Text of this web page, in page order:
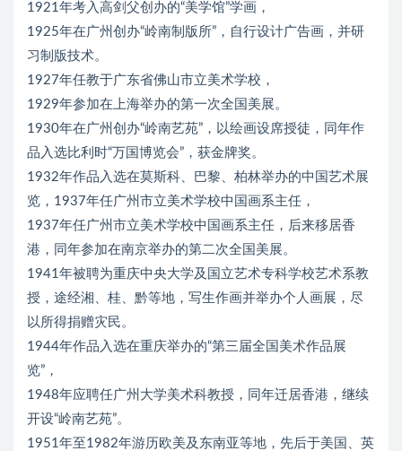
1921年考入高剑父创办的“美学馆”学画，
1925年在广州创办“岭南制版所”，自行设计广告画，并研
习制版技术。
1927年任教于广东省佛山市立美术学校，
1929年参加在上海举办的第一次全国美展。
1930年在广州创办“岭南艺苑”，以绘画设席授徒，同年作
品入选比利时“万国博览会”，获金牌奖。
1932年作品入选在莫斯科、巴黎、柏林举办的中国艺术展
览，1937年任广州市立美术学校中国画系主任，
1937年任广州市立美术学校中国画系主任，后来移居香
港，同年参加在南京举办的第二次全国美展。
1941年被聘为重庆中央大学及国立艺术专科学校艺术系教
授，途经湘、桂、黔等地，写生作画并举办个人画展，尽
以所得捐赠灾民。
1944年作品入选在重庆举办的“第三届全国美术作品展
览”，
1948年应聘任广州大学美术科教授，同年迁居香港，继续
开设“岭南艺苑”。
1951年至1982年游历欧美及东南亚等地，先后于美国、英